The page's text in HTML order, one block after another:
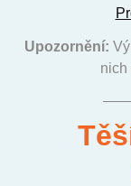
Upozornění:
nich